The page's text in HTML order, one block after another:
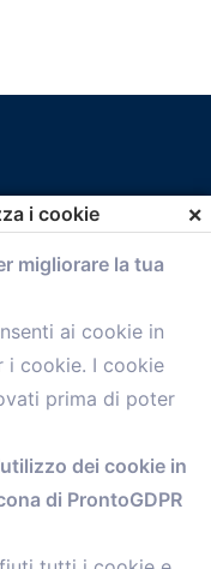
i cookie ×
migliorare la tua
ai cookie in
i cookie. I cookie
prima di poter
dei cookie in
di ProntoGDPR